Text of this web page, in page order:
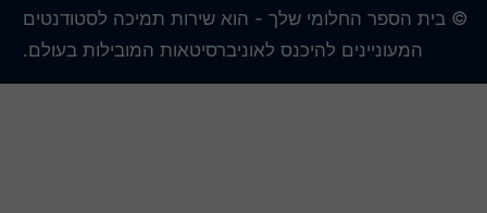
בית הספר החלומי שלך - הוא שירות תמיכה לסטודנטים
המעוניינים להיכנס לאוניברסיטאות המובילות בעולם.